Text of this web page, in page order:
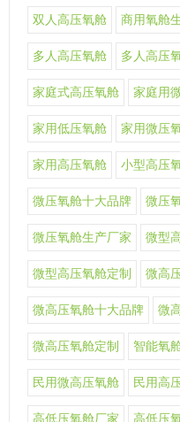
双人高压氧舱 商用氧舱
多人高压氧舱 多人高压
家庭式高压氧舱 家庭用
家用低压氧舱 家用微压
家用高压氧舱 小型高压
微压氧舱十大品牌 微压
微压氧舱生产厂家 微型
微型高压氧舱定制 微高
微高压氧舱十大品牌 微
微高压氧舱定制 智能氧
民用微高压氧舱 民用高
高低压氧舱厂家 高低压